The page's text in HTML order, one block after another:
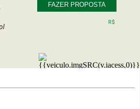
FAZER PROPOSTA
R$